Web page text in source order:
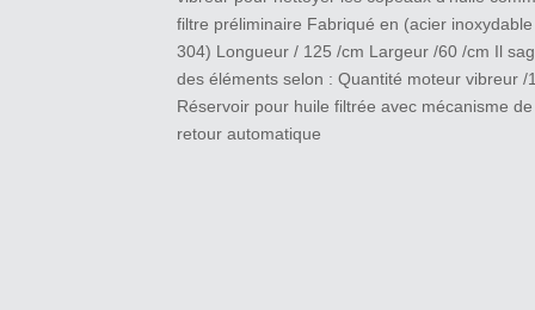
filtre préliminaire Fabriqué en (acier inoxydable
304) Longueur / 125 /cm Largeur /60 /cm Il
des éléments selon : Quantité moteur vibreur /
Réservoir pour huile filtrée avec mécanisme de
retour automatique